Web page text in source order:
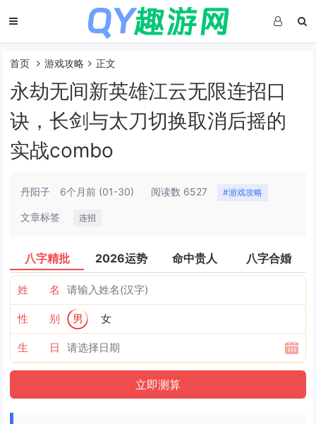
首页 游戏攻略 正文
永劫无间新英雄江云无限连招口
诀，长剑与太刀切换取消后摇的
实战combo
丹阳子 6个月前 (01-30) 阅读数 6527 #游戏攻略
文章标签 连招
八字精批 2026运势 命中贵人 八字合婚
姓 名
性 别 男 女
生 日